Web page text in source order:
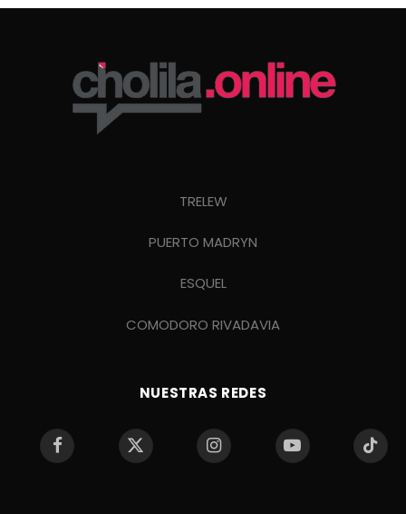
TRELEW
PUERTO MADRYN
ESQUEL
COMODORO RIVADAVIA
NUESTRAS REDES
Facebook
X
Instagram YouTube